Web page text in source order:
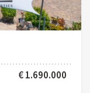
€ 1.690.000